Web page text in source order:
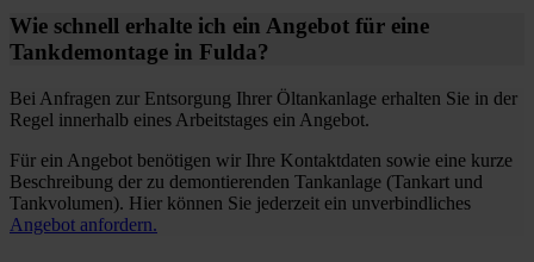
Wie schnell erhalte ich ein Angebot für eine
Tankdemontage in Fulda?
Bei Anfragen zur Entsorgung Ihrer Öltankanlage erhalten Sie in der
Regel innerhalb eines Arbeitstages ein Angebot.
Für ein Angebot benötigen wir Ihre Kontaktdaten sowie eine kurze
Beschreibung der zu demontierenden Tankanlage (Tankart und
Tankvolumen). Hier können Sie jederzeit ein unverbindliches
Angebot anfordern.